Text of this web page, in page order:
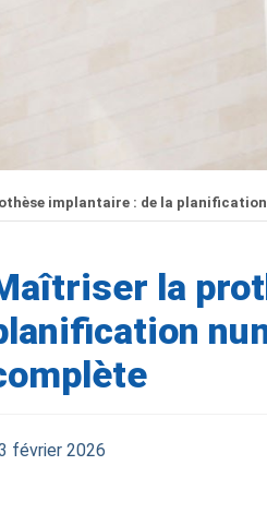
implantaire : de la
la
février 2026